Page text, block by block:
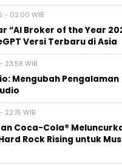
- 02:00 WIB
“AI Broker of the Year
Versi Terbaru di Asia
23:58 WIB
Mengubah Pengalaman
WIB
Coca-Cola®
Rock Rising untuk